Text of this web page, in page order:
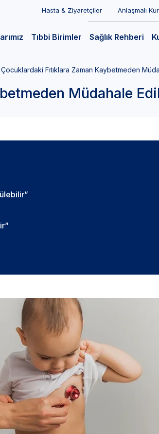
Hasta & Ziyaretçiler Anlaşmalı
Tıbbi Birimler Sağlık Rehberi
Çocuklardaki Fıtıklara Zaman Kaybetmeden
Müdahale